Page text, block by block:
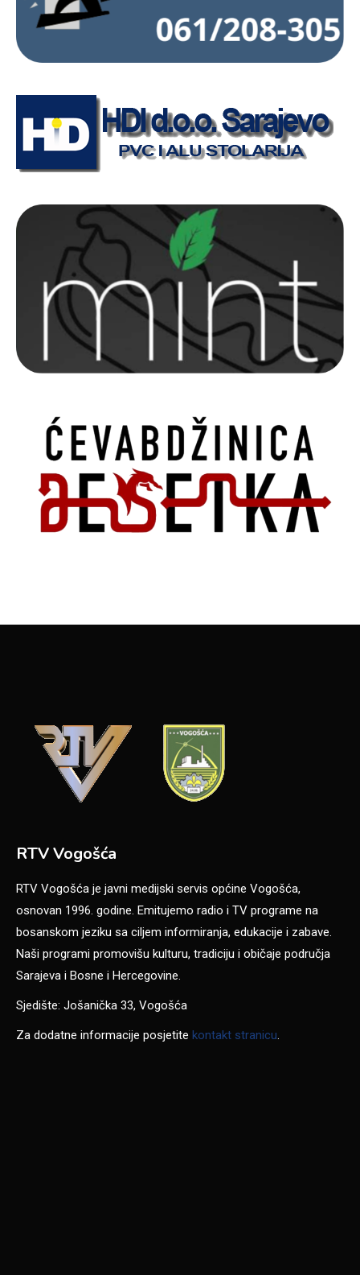
RTV Vogošća
RTV Vogošća je javni medijski servis općine Vogošća,
osnovan 1996. godine. Emitujemo radio i TV programe na
bosanskom jeziku sa ciljem informiranja, edukacije i zabave.
Naši programi promovišu kulturu, tradiciju i običaje područja
Sarajeva i Bosne i Hercegovine.
Sjedište: Jošanička 33, Vogošća
Za dodatne informacije posjetite kontakt stranicu